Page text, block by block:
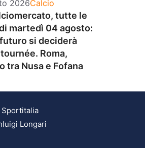
2026Categorie
Calcio
tutte le
martedì 04 agosto:
si deciderà
Roma,
tra Nusa e Fofana
Sportitalia
Longari